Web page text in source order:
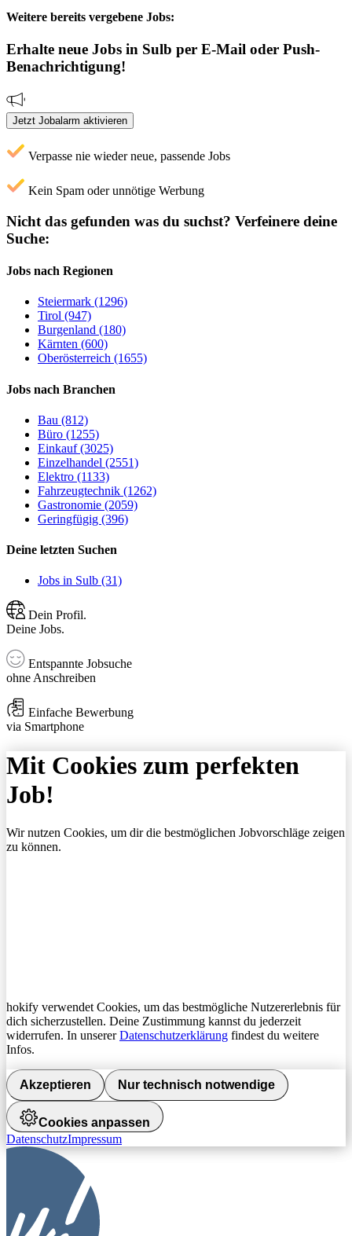
Weitere bereits vergebene Jobs:
Erhalte neue Jobs in Sulb per E-Mail oder Push-
Benachrichtigung!
Jetzt Jobalarm aktivieren
Verpasse nie wieder neue, passende Jobs
Kein Spam oder unnötige Werbung
Nicht das gefunden was du suchst? Verfeinere deine
Suche:
Jobs nach Regionen
Steiermark (1296)
Tirol (947)
Burgenland (180)
Kärnten (600)
Oberösterreich (1655)
Jobs nach Branchen
Bau (812)
Büro (1255)
Einkauf (3025)
Einzelhandel (2551)
Elektro (1133)
Fahrzeugtechnik (1262)
Gastronomie (2059)
Geringfügig (396)
Deine letzten Suchen
Jobs in Sulb (31)
Dein Profil.
Deine Jobs.
Entspannte Jobsuche
ohne Anschreiben
Einfache Bewerbung
via Smartphone
Mit Cookies zum perfekten
Job!
Wir nutzen Cookies, um dir die bestmöglichen Jobvorschläge zeigen
zu können.
hokify verwendet Cookies, um das bestmögliche Nutzererlebnis für
dich sicherzustellen. Deine Zustimmung kannst du jederzeit
widerrufen. In unsererDatenschutzerklärung findest du weitere
Infos.
Akzeptieren Nur technisch notwendige
Cookies anpassen
DatenschutzImpressum